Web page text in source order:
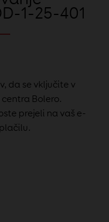
1-25-401
da se vključite v
Bolero.
prejeli na vaš e-